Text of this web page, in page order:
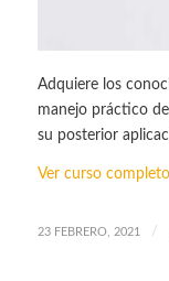
Adquiere los
manejo práctico
su posterior
Ver curso
23 FEBRERO, 2021 /